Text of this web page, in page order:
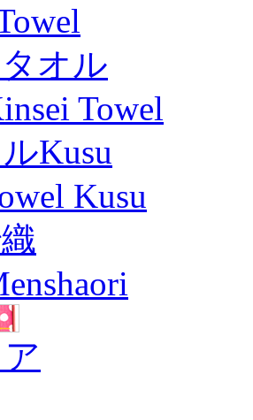
オル
Towel
Kusu
Kusu